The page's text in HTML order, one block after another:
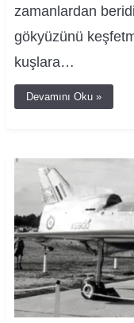
zamanlardan
gökyüzünü
kuşlara…
Devamını Oku »